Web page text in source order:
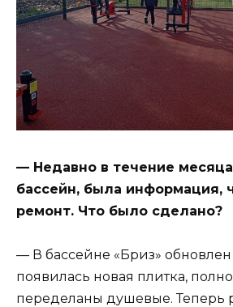
— Недавно в течение
бассейн, была информация,
ремонт. Что было сделано?
— В бассейне «Бриз»
появилась новая плитка,
переделаны душевые. Теперь